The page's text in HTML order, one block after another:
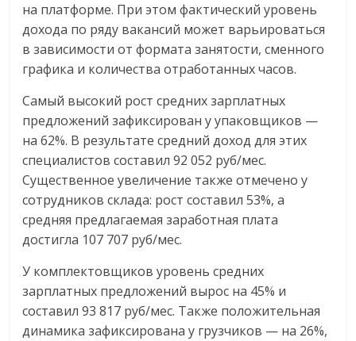
на платформе. При этом фактический уровень
дохода по ряду вакансий может варьироваться
в зависимости от формата занятости, сменного
графика и количества отработанных часов.
Самый высокий рост средних зарплатных
предложений зафиксирован у упаковщиков —
на 62%. В результате средний доход для этих
специалистов составил 92 052 руб/мес.
Существенное увеличение также отмечено у
сотрудников склада: рост составил 53%, а
средняя предлагаемая заработная плата
достигла 107 707 руб/мес.
У комплектовщиков уровень средних
зарплатных предложений вырос на 45% и
составил 93 817 руб/мес. Также положительная
динамика зафиксирована у грузчиков — на 26%,